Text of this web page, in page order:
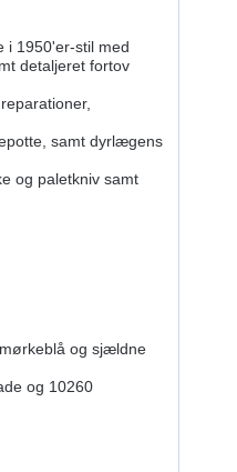
i 1950'er-stil med
detaljeret fortov
samt dyrlægens
og paletkniv samt
og sjældne
og 10260